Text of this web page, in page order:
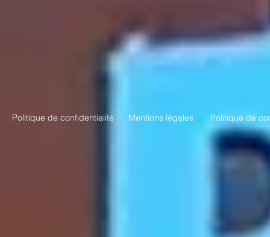
Politique de confidentialité Mentions légales Politique de